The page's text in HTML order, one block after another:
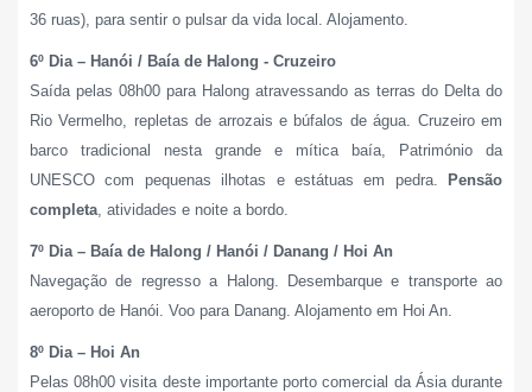
36 ruas), para sentir o pulsar da vida local. Alojamento.
6º Dia – Hanói / Baía de Halong - Cruzeiro
Saída pelas 08h00 para Halong atravessando as terras do Delta do
Rio Vermelho, repletas de arrozais e búfalos de água. Cruzeiro em
barco tradicional nesta grande e mítica baía, Património da
UNESCO com pequenas ilhotas e estátuas em pedra. Pensão
completa , atividades e noite a bordo.
7º Dia – Baía de Halong / Hanói / Danang / Hoi An
Navegação de regresso a Halong. Desembarque e transporte ao
aeroporto de Hanói. Voo para Danang. Alojamento em Hoi An.
8º Dia – Hoi An
Pelas 08h00 visita deste importante porto comercial da Ásia durante